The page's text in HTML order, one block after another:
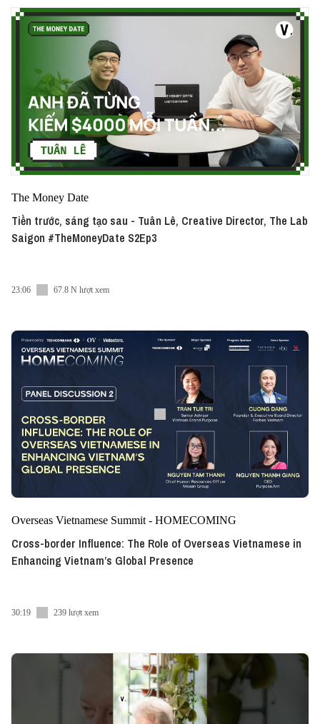
The Money Date
Tiền trước, sáng tạo sau - Tuân Lê, Creative Director, The Lab
Saigon #TheMoneyDate S2Ep3
23:06 67.8 N lượt xem
Overseas Vietnamese Summit - HOMECOMING
Cross-border Influence: The Role of Overseas Vietnamese in
Enhancing Vietnam’s Global Presence
30:19 239 lượt xem